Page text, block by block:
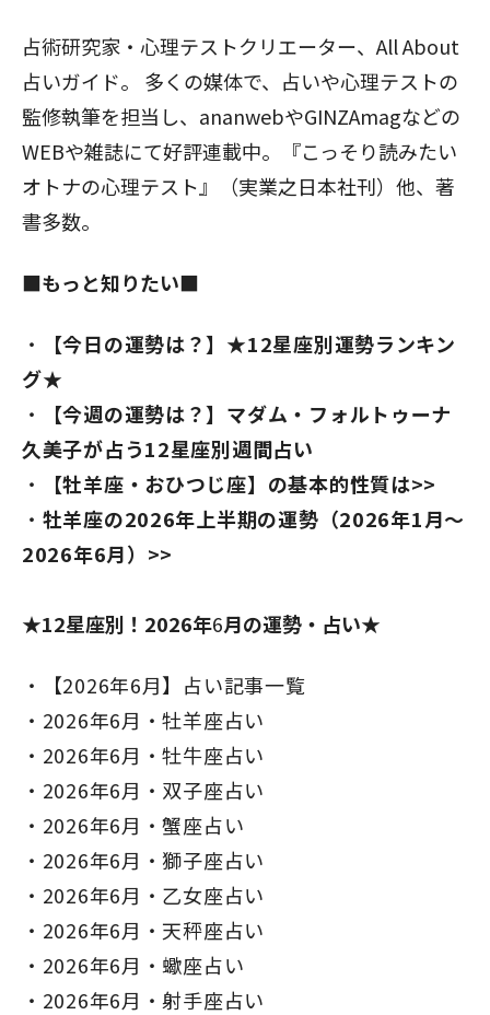
占術研究家・心理テストクリエーター、All About
占いガイド。 多くの媒体で、占いや心理テストの
監修執筆を担当し、ananwebやGINZAmagなどの
WEBや雑誌にて好評連載中。『こっそり読みたい
オトナの心理テスト』（実業之日本社刊）他、著
書多数。
■もっと知りたい■
【今日の運勢は？】★12星座別運勢ランキン
グ★
【今週の運勢は？】マダム・フォルトゥーナ
久美子が占う12星座別週間占い
【牡羊座・おひつじ座】の基本的性質は>>
牡羊座の2026年上半期の運勢（2026年1月～
2026年6月）>>
★12星座別！2026年6月の運勢・占い★
【2026年6月】占い記事一覧
2026年6月・牡羊座占い
2026年6月・牡牛座占い
2026年6月・双子座占い
2026年6月・蟹座占い
2026年6月・獅子座占い
2026年6月・乙女座占い
2026年6月・天秤座占い
2026年6月・蠍座占い
2026年6月・射手座占い